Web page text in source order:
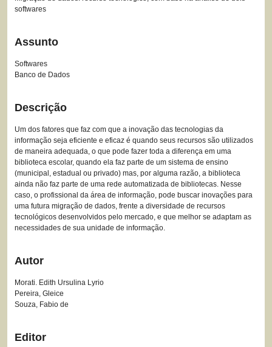
softwares
Assunto
Softwares
Banco de Dados
Descrição
Um dos fatores que faz com que a inovação das tecnologias da
informação seja eficiente e eficaz é quando seus recursos são utilizados
de maneira adequada, o que pode fazer toda a diferença em uma
biblioteca escolar, quando ela faz parte de um sistema de ensino
(municipal, estadual ou privado) mas, por alguma razão, a biblioteca
ainda não faz parte de uma rede automatizada de bibliotecas. Nesse
caso, o profissional da área de informação, pode buscar inovações para
uma futura migração de dados, frente a diversidade de recursos
tecnológicos desenvolvidos pelo mercado, e que melhor se adaptam as
necessidades de sua unidade de informação.
Autor
Morati. Edith Ursulina Lyrio
Pereira, Gleice
Souza, Fabio de
Editor